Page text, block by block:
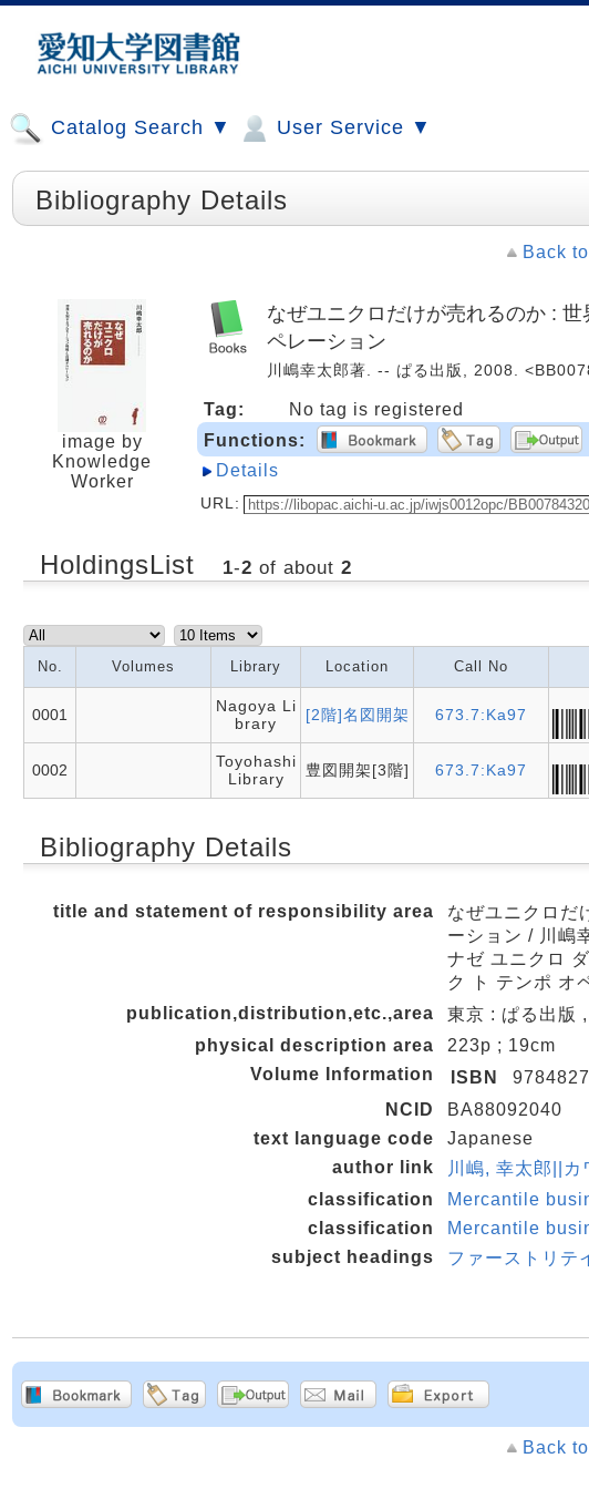
Catalog Search ▼ User Service ▼
Bibliography Details
Back
image by
Knowledge
Worker
なぜユニクロだけが売れるのか :
ペレーション
川嶋幸太郎著. -- ぱる出版, 2008.
Tag:
No tag is registered
Functions:
Details
URL:
HoldingsList 1-2 of about 2
No. Volumes Library Location Call No
0001
Nagoya Li
brary
[2階]名図開架 673.7:Ka97
0002
Toyohashi
Library
豊図開架[3階] 673.7:Ka97
Bibliography Details
title and statement of responsibility area
なぜユニクロだ
ーション / 川嶋
ナゼ ユニクロ
ク ト テンポ オ
publication,distribution,etc.,area
東京 : ぱる出版
physical description area
223p ; 19cm
Volume Information
ISBN
NCID
BA88092040
text language code
Japanese
author link
川嶋, 幸太郎||
classification
Mercantile
classification
Mercantile
subject headings
ファーストリテ
Back